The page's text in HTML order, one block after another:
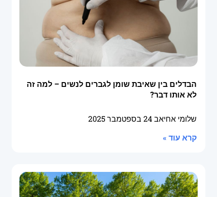
הבדלים בין שאיבת שומן לגברים לנשים – למה זה
לא אותו דבר?
שלומי אחיאב24 בספטמבר 2025
קרא עוד »